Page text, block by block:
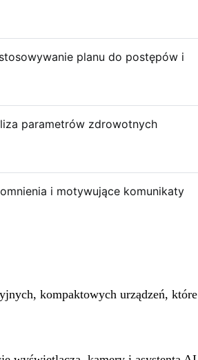
planu do postępów i
parametrów zdrowotnych
i motywujące komunikaty
kompaktowych urządzeń, które